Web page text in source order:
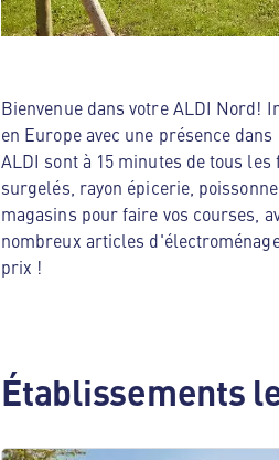
Bienvenue dans votre ALDI Nord!
en Europe avec une présence
ALDI sont à 15 minutes de tous
surgelés, rayon épicerie,
magasins pour faire vos courses,
nombreux articles
prix !
Établissements